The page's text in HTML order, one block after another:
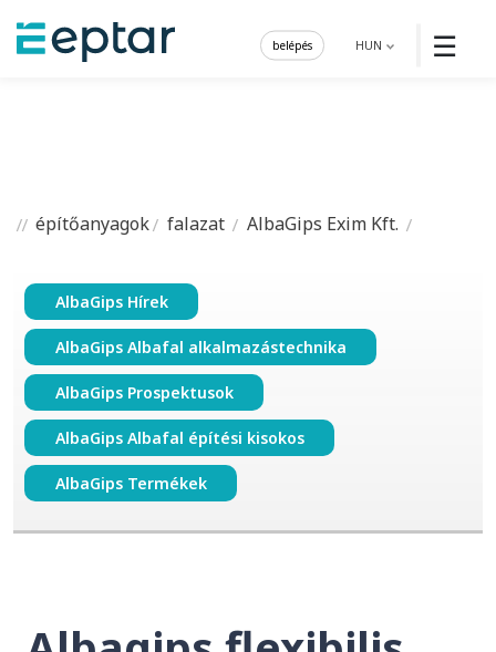
☰
HUN
belépés
építőanyagok falazat AlbaGips Exim Kft.
AlbaGips Hírek
AlbaGips Albafal alkalmazástechnika
AlbaGips Prospektusok
AlbaGips Albafal építési kisokos
AlbaGips Termékek